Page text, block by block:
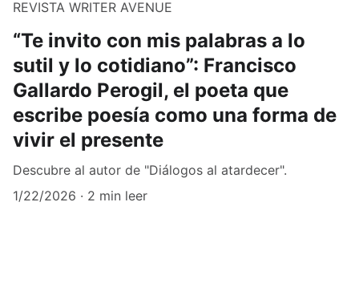
REVISTA WRITER AVENUE
“Te invito con mis palabras a lo
sutil y lo cotidiano”: Francisco
Gallardo Perogil, el poeta que
escribe poesía como una forma de
vivir el presente
Descubre al autor de "Diálogos al atardecer".
1/22/2026
2 min leer